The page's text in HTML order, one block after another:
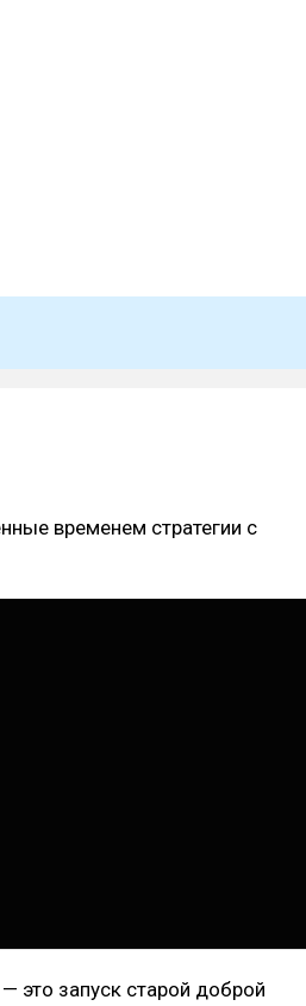
временем стратегии с
это запуск старой доброй